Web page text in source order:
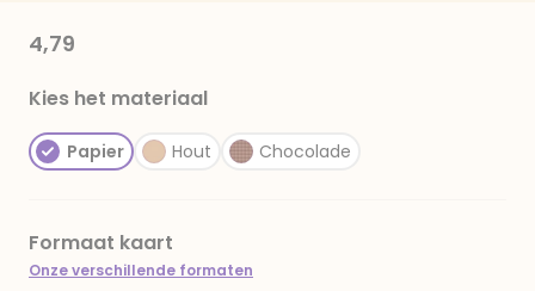
4,79
Kies het materiaal
Papier Hout Chocolade
Formaat kaart
Onze verschillende formaten